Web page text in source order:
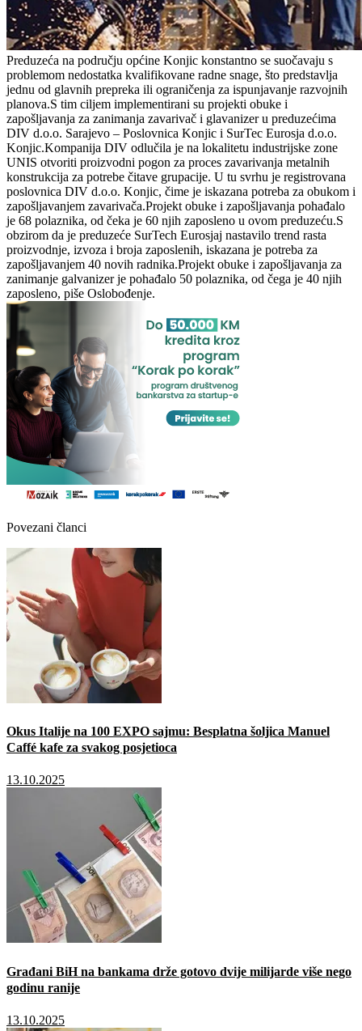
Preduzeća na području općine Konjic konstantno se suočavaju s
problemom nedostatka kvalifikovane radne snage, što predstavlja
jednu od glavnih prepreka ili ograničenja za ispunjavanje razvojnih
planova.S tim ciljem implementirani su projekti obuke i
zapošljavanja za zanimanja zavarivač i glavanizer u preduzećima
DIV d.o.o. Sarajevo – Poslovnica Konjic i SurTec Eurosja d.o.o.
Konjic.Kompanija DIV odlučila je na lokalitetu industrijske zone
UNIS otvoriti proizvodni pogon za proces zavarivanja metalnih
konstrukcija za potrebe čitave grupacije. U tu svrhu je registrovana
poslovnica DIV d.o.o. Konjic, čime je iskazana potreba za obukom i
zapošljavanjem zavarivača.Projekt obuke i zapošljavanja pohađalo
je 68 polaznika, od čeka je 60 njih zaposleno u ovom preduzeću.S
obzirom da je preduzeće SurTech Eurosjaj nastavilo trend rasta
proizvodnje, izvoza i broja zaposlenih, iskazana je potreba za
zapošljavanjem 40 novih radnika.Projekt obuke i zapošljavanja za
zanimanje galvanizer je pohađalo 50 polaznika, od čega je 40 njih
zaposleno, piše Oslobođenje.
Povezani članci
Okus Italije na 100 EXPO sajmu: Besplatna šoljica Manuel
Caffé kafe za svakog posjetioca
13.10.2025
Građani BiH na bankama drže gotovo dvije milijarde više nego
godinu ranije
13.10.2025